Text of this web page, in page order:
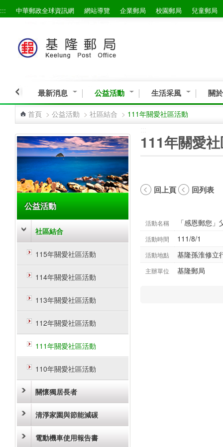
跳到主要內容區塊
::: 中華郵政全球資訊網 網站導覽 企業郵局 校園郵局 兒童郵局
最新消息 公益活動 生活采風 關
首頁 > 公益活動 > 社區結合 > 111年關愛社區活動
公益活動
社區結合
115年關愛社區活動
114年關愛社區活動
113年關愛社區活動
112年關愛社區活動
111年關愛社區活動
110年關愛社區活動
關懷獨居長者
清淨家園與節能減碳
電動機車使用報告書
111年關愛
回上頁 回列表
活動名稱 「感恩郵您
活動時間 111/8/1
活動地點 基隆孫淮修立
主辦單位 基隆郵局